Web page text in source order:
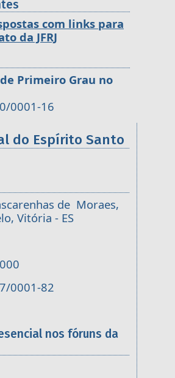
com links para
da JFRJ
Primeiro Grau no
0001-16
do Espírito Santo
de Moraes,
Vitória - ES
0001-82
nos fóruns da